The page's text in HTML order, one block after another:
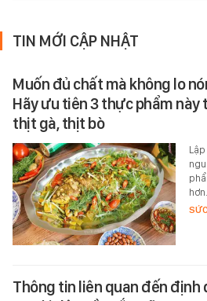
TIN MỚI CẬP NHẬT
Muốn đủ chất mà không lo
Hãy ưu tiên 3 thực phẩm này
thịt gà, thịt bò
hơn.
Thông tin liên quan đến định